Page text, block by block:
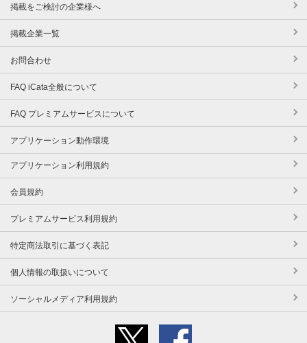
掲載をご検討の企業様へ
掲載企業一覧
お問合わせ
FAQ iCata全般について
FAQ プレミアムサービスについて
アプリケーション動作環境
アプリケーション利用規約
会員規約
プレミアムサービス利用規約
特定商法取引に基づく表記
個人情報の取扱いについて
ソーシャルメディア利用規約